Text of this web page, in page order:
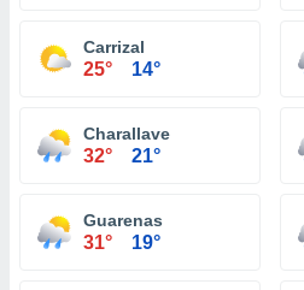
Carrizal
25° 14°
Charallave
32° 21°
Guarenas
31° 19°